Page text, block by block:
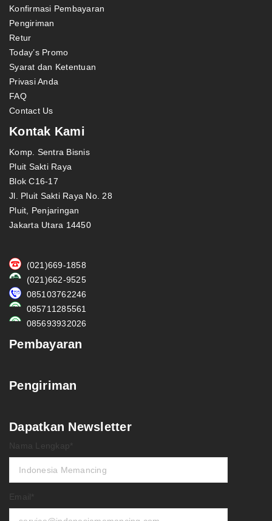
Konfirmasi Pembayaran
Pengiriman
Retur
Today’s Promo
Syarat dan Ketentuan
Privasi Anda
FAQ
Contact Us
Kontak Kami
Komp. Sentra Bisnis
Pluit Sakti Raya
Blok C16-17
Jl. Pluit Sakti Raya No. 28
Pluit, Penjaringan
Jakarta Utara 14450
(021)669-1858
(021)662-9525
085103762246
085711285561
085693932026
Pembayaran
Pengiriman
Dapatkan Newsletter
Nama Lengkap*
Email*